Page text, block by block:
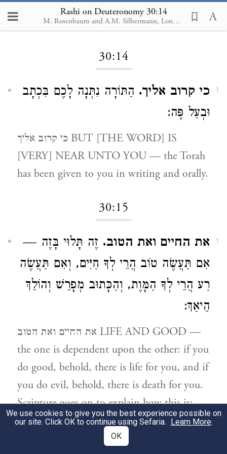
Rashi on Deuteronomy 30:14
M. Rosenbaum and A.M. Silbermann, London, 1929-1934
Loading...
30:14
1 כי קרוב אליך. הַתּוֹרָה נִתְּנָה לָכֶם בִּכְתָב
וּבְעַל פֶּה:
כי קרוב אליך BUT [THE WORD] IS
[VERY] NEAR UNTO YOU — the Torah
has been given to you in writing and orally.
30:15
1 את החיים ואת הטוב. זֶה תָּלוּי בָּזֶה —
אִם תַּעֲשֶׂה טוֹב הֲרֵי לְךָ חַיִּים, וְאִם תַּעֲשֶׂה
רַע הֲרֵי לְךָ הַמָּוֶת, וְהַכָּתוּב מְפָרֵשׁ וְהוֹלֵךְ
הֵיאַךְ:
את החיים ואת הטוב LIFE AND GOOD —
the one is dependent upon the other: if you
do good, behold, there is life for you, and if
you do evil, behold, there is death for you.
Scripture goes on to explain how this is:
30:16
We use cookies to give you the best experience possible on
our site. Click OK to continue using Sefaria. Learn More.
OK